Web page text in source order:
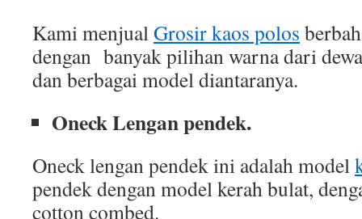
Kami menjualGrosir kaos polos
dengan banyak pilihan warna dari
dan berbagai model diantaranya.
Oneck Lengan pendek.
Oneck lengan pendek ini adalah model
pendek dengan model kerah bulat,
cotton combed.